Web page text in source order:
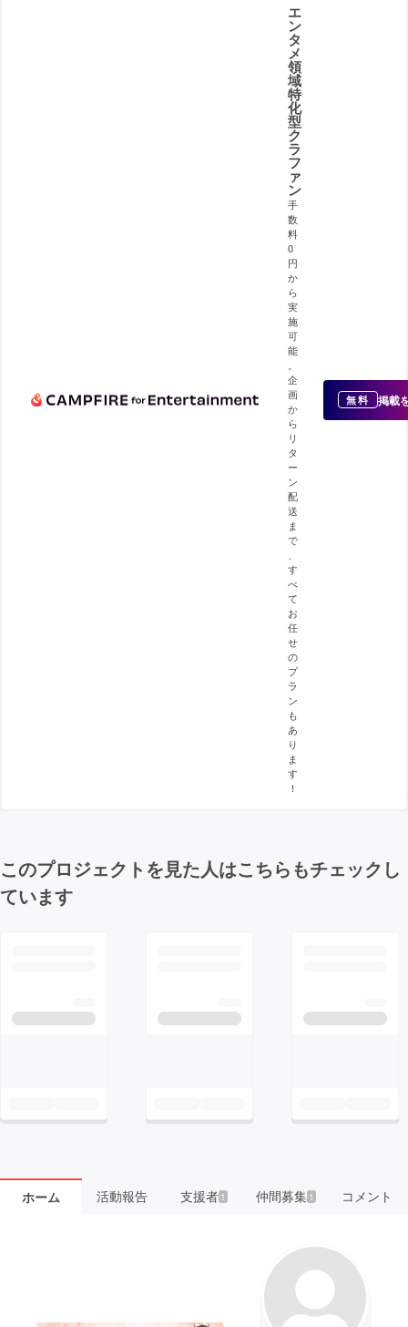
エ
ン
タ
メ
領
域
特
化
型
ク
ラ
フ
ァ
ン
手
数
料
0
円
か
ら
実
施
可
能
企
画
か
ら
リ
タ
ー
ン
配
送
ま
で
す
べ
て
お
任
せ
の
プ
ラ
ン
も
あ
り
ま
す
！
無料 掲載
このプロジェクトを見た人はこちらもチェックし
ています
ホーム 活動報告 支援者 1 仲間募集 1 コメント